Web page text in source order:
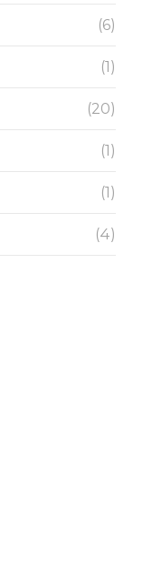
(6)
(1)
(20)
(1)
(1)
(4)